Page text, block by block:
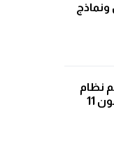
نظام
iOS 27 لهواتف آيفون 11